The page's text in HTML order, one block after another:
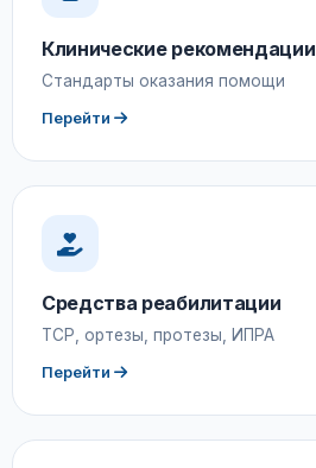
Клинические рекомендации
Стандарты оказания помощи
Перейти
Средства реабилитации
ТСР, ортезы, протезы, ИПРА
Перейти